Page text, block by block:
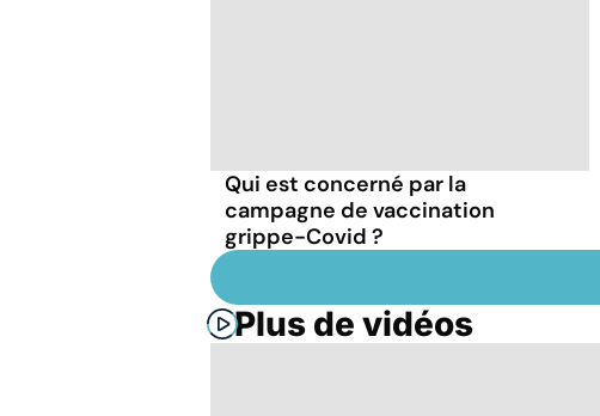
Qui est concerné par la
campagne de vaccination
grippe-Covid ?
Plus de vidéos